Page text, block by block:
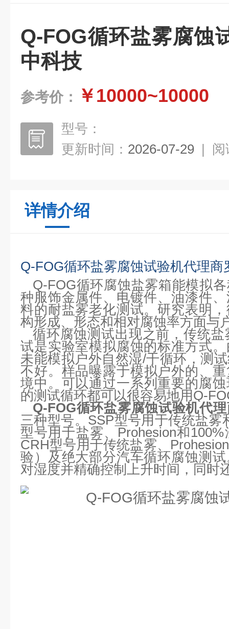
Q-FOG循环盐雾腐蚀
中科技
参考价： ￥10000~10000
型号：
更新时间： 2026-07-29 | 阅
详情介绍
Q-FOG循环盐雾腐蚀试验机代理商
Q-FOG循环腐蚀盐雾箱能模拟
种服饰金属件、电镀件、油漆件
料的耐盐雾老化测试。研究表明
构形成、形态和相对腐蚀率方面与
循环腐蚀测试出现之前，传统盐
试是实验室模拟腐蚀的标准方式
未能模拟户外自然湿/干循环，测
不好。 样品曝露于模拟户外的、
境中。 可以通过一系列重要的腐
的测试循环都可以很容易地用Q-
Q-FOG循环盐雾腐蚀试验机代
三种型号。SSP型号用于传统盐雾
型号用于盐雾、Prohesion和
CRH型号用于传统盐雾、
验）及绝大部分汽车循环腐蚀测
对湿度并精确控制上升时间，同时